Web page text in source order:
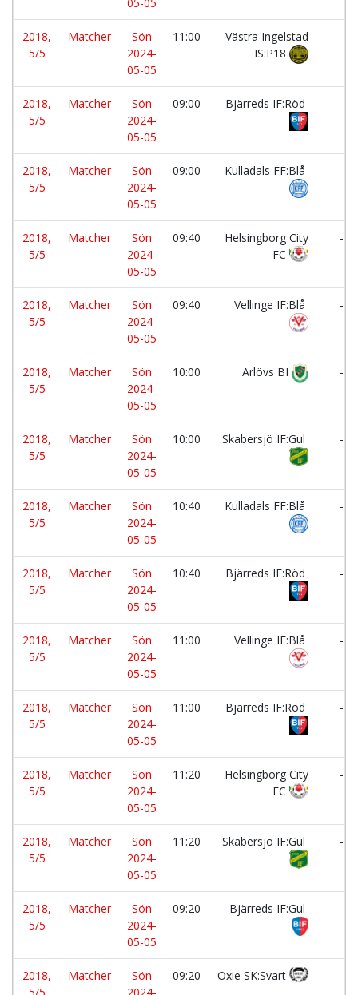
2018,
5/5
Matcher
Sön
2024-
05-05
11:00
Västra Ingelstad
IS:P18
-
2018,
5/5
Matcher
Sön
2024-
05-05
09:00 Bjärreds IF:Röd -
2018,
5/5
Matcher
Sön
2024-
05-05
09:00 Kulladals FF:Blå -
2018,
5/5
Matcher
Sön
2024-
05-05
09:40
Helsingborg City
FC
-
2018,
5/5
Matcher
Sön
2024-
05-05
09:40 Vellinge IF:Blå -
2018,
5/5
Matcher
Sön
2024-
05-05
10:00 Arlövs BI -
2018,
5/5
Matcher
Sön
2024-
05-05
10:00 Skabersjö IF:Gul -
2018,
5/5
Matcher
Sön
2024-
05-05
10:40 Kulladals FF:Blå -
2018,
5/5
Matcher
Sön
2024-
05-05
10:40 Bjärreds IF:Röd -
2018,
5/5
Matcher
Sön
2024-
05-05
11:00 Vellinge IF:Blå -
2018,
5/5
Matcher
Sön
2024-
05-05
11:00 Bjärreds IF:Röd -
2018,
5/5
Matcher
Sön
2024-
05-05
11:20
Helsingborg City
FC
-
2018,
5/5
Matcher
Sön
2024-
05-05
11:20 Skabersjö IF:Gul -
2018,
5/5
Matcher
Sön
2024-
05-05
09:20 Bjärreds IF:Gul -
2018,
Matcher
Sön
09:20 Oxie SK:Svart -